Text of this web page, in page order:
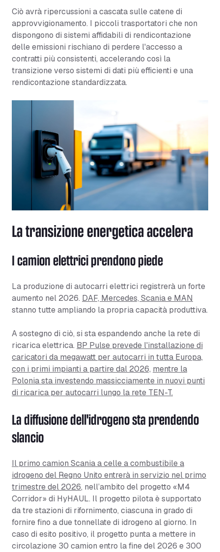
Ciò avrà ripercussioni a cascata sulle catene di
approvvigionamento. I piccoli trasportatori che non
dispongono di sistemi affidabili di rendicontazione
delle emissioni rischiano di perdere l'accesso a
contratti più consistenti, accelerando così la
transizione verso sistemi di dati più efficienti e una
rendicontazione standardizzata.
La transizione energetica accelera
I camion elettrici prendono piede
La produzione di autocarri elettrici registrerà un forte
aumento nel 2026. DAF, Mercedes, Scania e MAN
stanno tutte ampliando la propria capacità produttiva.
A sostegno di ciò, si sta espandendo anche la rete di
ricarica elettrica. BP Pulse prevede l'installazione di
caricatori da megawatt per autocarri in tutta Europa,
con i primi impianti a partire dal 2026, mentre la
Polonia sta investendo massicciamente in nuovi punti
di ricarica per autocarri lungo la rete TEN-T.
La diffusione dell'idrogeno sta prendendo
slancio
Il primo camion Scania a celle a combustibile a
idrogeno del Regno Unito entrerà in servizio nel primo
trimestre del 2026, nell’ambito del progetto «M4
Corridor» di HyHAUL. Il progetto pilota è supportato
da tre stazioni di rifornimento, ciascuna in grado di
fornire fino a due tonnellate di idrogeno al giorno. In
caso di esito positivo, il progetto punta a mettere in
circolazione 30 camion entro la fine del 2026 e 300